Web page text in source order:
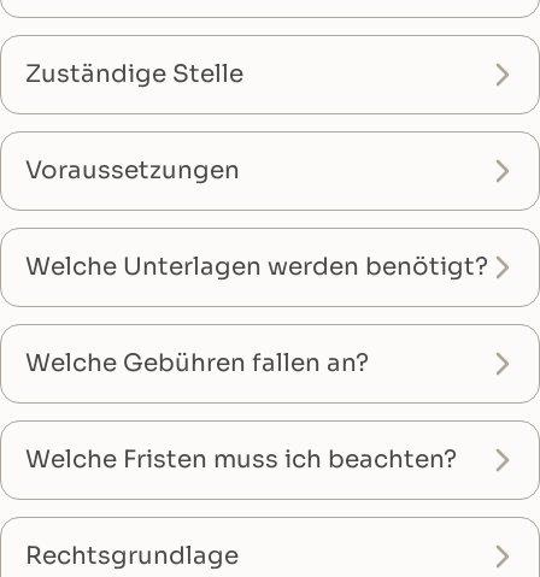
Zuständige Stelle
Voraussetzungen
Welche Unterlagen werden benötigt?
Welche Gebühren fallen an?
Welche Fristen muss ich beachten?
Rechtsgrundlage